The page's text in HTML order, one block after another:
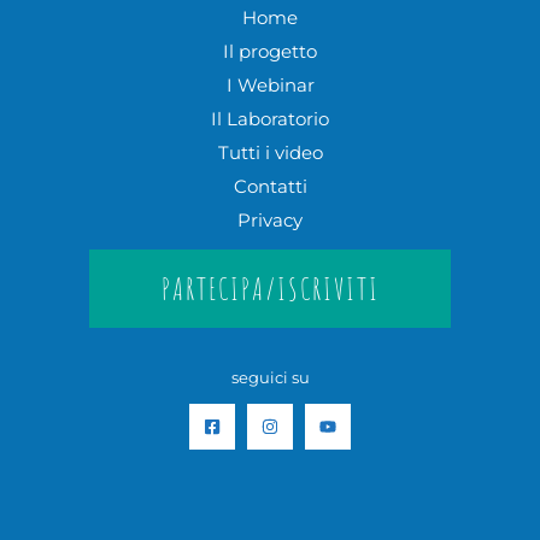
Home
Il progetto
I Webinar
Il Laboratorio
Tutti i video
Contatti
Privacy
PARTECIPA/ISCRIVITI
seguici su